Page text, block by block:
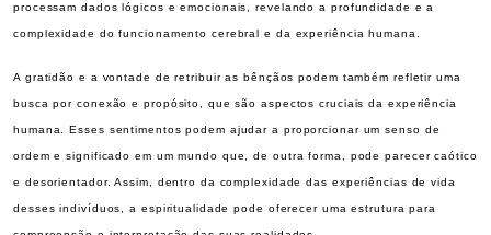
processam dados lógicos e emocionais, revelando a profundidade e a
complexidade do funcionamento cerebral e da experiência humana.
A gratidão e a vontade de retribuir as bênçãos podem também refletir uma
busca por conexão e propósito, que são aspectos cruciais da experiência
humana. Esses sentimentos podem ajudar a proporcionar um senso de
ordem e significado em um mundo que, de outra forma, pode parecer caótico
e desorientador. Assim, dentro da complexidade das experiências de vida
desses indivíduos, a espiritualidade pode oferecer uma estrutura para